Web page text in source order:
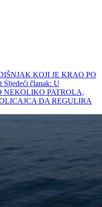
KOJI JE KRAO PO
Sljedeći članak: U
NEKOLIKO PATROLA,
DA REGULIRA